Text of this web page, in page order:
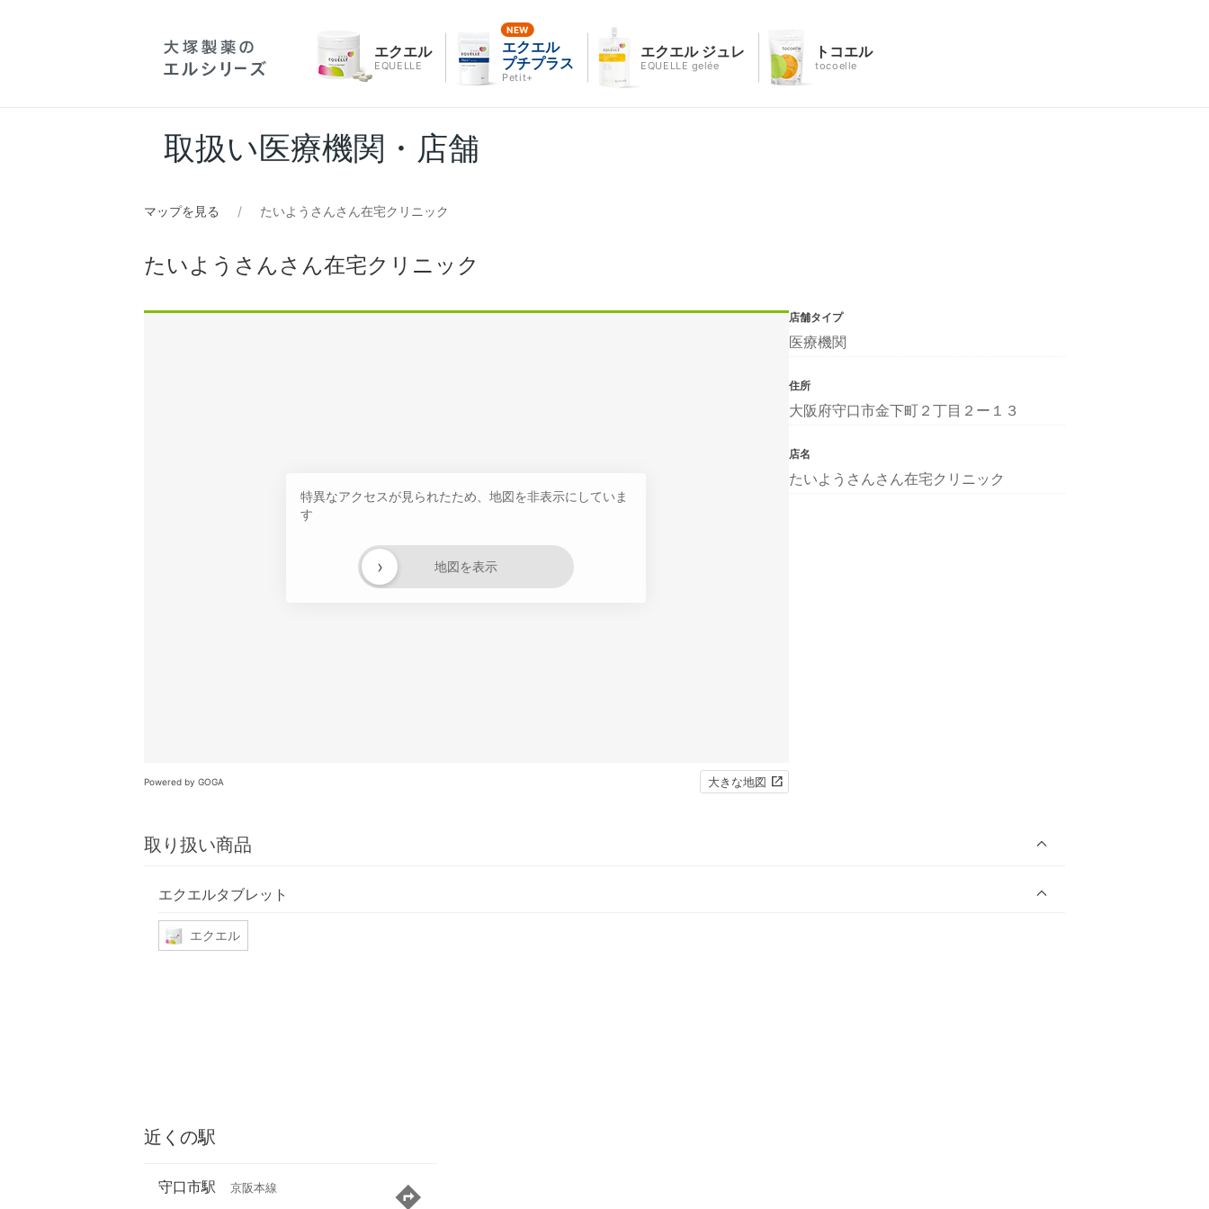
エクエル
EQUELLE
エクエル
プチプラス
Petit+
エクエル ジュレ
EQUELLE gelée
トコエル
tocoelle
取扱い医療機関・店舗
マップを見る たいようさんさん在宅クリニック
たいようさんさん在宅クリニック
特異なアクセスが見られたため、地図を非表示にしていま
す
地図を表示
›
Powered by GOGA 大きな地図
取り扱い商品
エクエルタブレット
エクエル
店舗タイプ
医療機関
住所
大阪府守口市金下町２丁目２ー１３
店名
たいようさんさん在宅クリニック
近くの駅
守口市駅 京阪本線